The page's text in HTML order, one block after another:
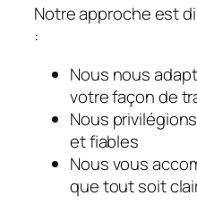
Notre approche est
:
Nous nous
votre façon de
Nous
et fiables
Nous vous
que tout soit